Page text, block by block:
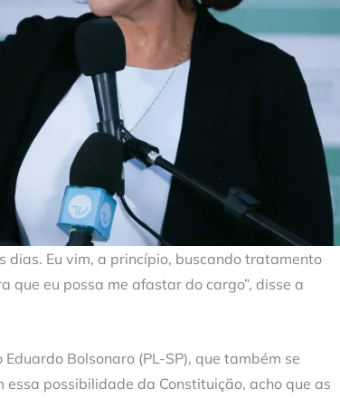
dias. Eu vim, a princípio, buscando tratamento
que eu possa me afastar do cargo”, disse a
Bolsonaro (PL-SP), que também se
essa possibilidade da Constituição, acho que as